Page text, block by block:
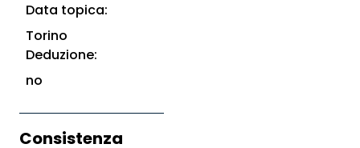
Data topica:
Torino
Deduzione:
no
Consistenza